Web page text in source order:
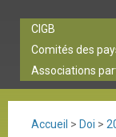
CIGB
Comités des
Associations
Accueil > Doi >